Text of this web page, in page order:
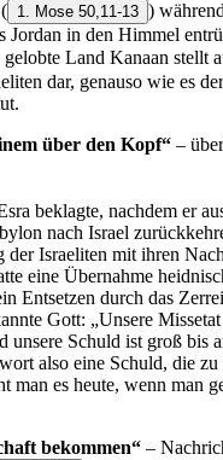
( 1. Mose 50,11-13 )
Jordan in den Himmel
gelobte Land Kanaan stellt
dar, genauso wie es
über den Kopf“ –
beklagte, nachdem er
nach Israel
der Israeliten mit ihren
eine Übernahme
Entsetzen durch das
Gott: „Unsere
unsere Schuld ist groß bis
also eine Schuld, die
man es heute, wenn man
bekommen“ –